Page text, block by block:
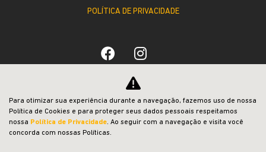
POLÍTICA DE PRIVACIDADE
Desacelere. Seu bem maior é a vida.
Para otimizar sua experiência durante a navegação, fazemos uso de nossa
Política de Cookies e para proteger seus dados pessoais respeitamos
nossa Política de Privacidade. Ao seguir com a navegação e visita você
concorda com nossas Políticas.